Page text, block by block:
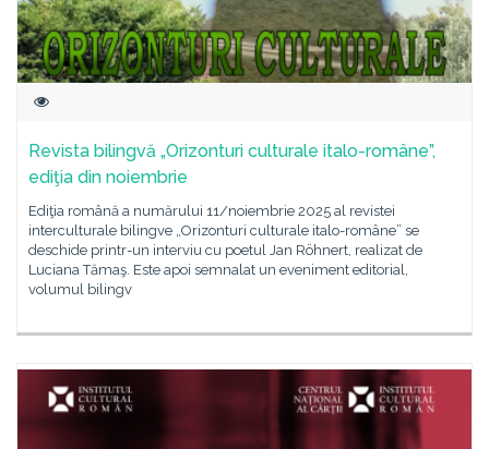
Revista bilingvă „Orizonturi culturale italo-române”,
ediţia din noiembrie
Ediţia română a numărului 11/noiembrie 2025 al revistei
interculturale bilingve „Orizonturi culturale italo-române” se
deschide printr-un interviu cu poetul Jan Röhnert, realizat de
Luciana Tămaş. Este apoi semnalat un eveniment editorial,
volumul bilingv